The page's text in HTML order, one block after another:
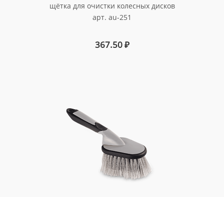
щётка для очистки колесных дисков
арт. au-251
367.50₽